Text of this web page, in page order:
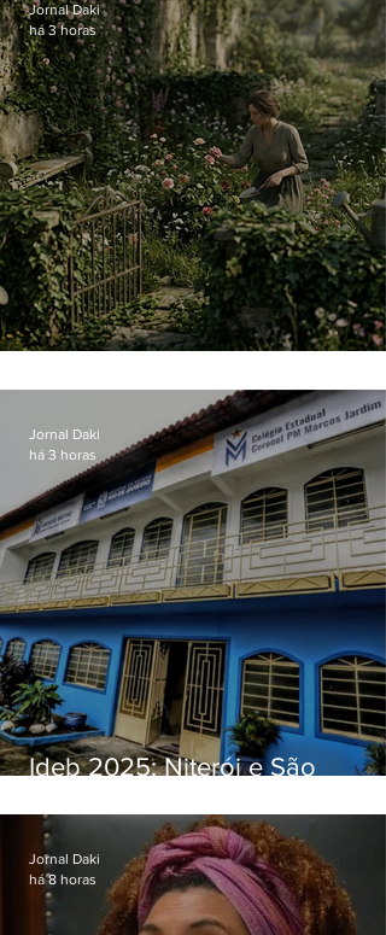
Jornal Daki
há 3 horas
Ideb 2025: Niterói e São
distintos no ensino médio; veja
Jornal Daki
há 3 horas
Jornal Daki
há 8 horas